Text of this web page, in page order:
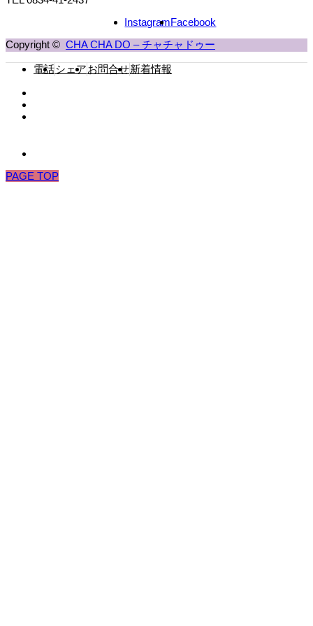
Facebook
Instagram
Copyright © CHA CHA DO – チャチャドゥー
電話シェアお問合せ新着情報
PAGE TOP